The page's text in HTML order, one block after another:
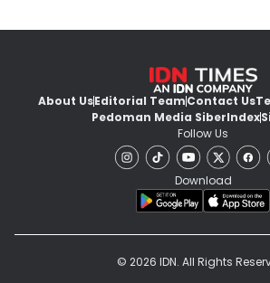
About UsEditorial TeamContact Us
Pedoman Media SiberIndex
Follow Us
Download
© 2026 IDN. All Rights